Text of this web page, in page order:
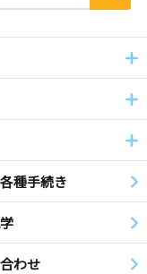
種手続き
わせ